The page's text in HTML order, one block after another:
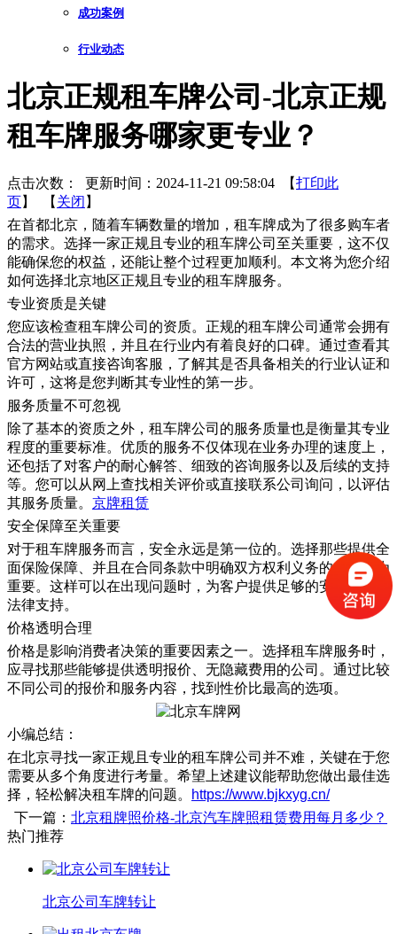
成功案例
行业动态
北京正规租车牌公司-北京正规
租车牌服务哪家更专业？
点击次数： 更新时间：2024-11-21 09:58:04 【打印此
页】 【 关闭 】
在首都北京，随着车辆数量的增加，租车牌成为了很多购车者
的需求。选择一家正规且专业的租车牌公司至关重要，这不仅
能确保您的权益，还能让整个过程更加顺利。本文将为您介绍
如何选择北京地区正规且专业的租车牌服务。
专业资质是关键
您应该检查租车牌公司的资质。正规的租车牌公司通常会拥有
合法的营业执照，并且在行业内有着良好的口碑。通过查看其
官方网站或直接咨询客服，了解其是否具备相关的行业认证和
许可，这将是您判断其专业性的第一步。
服务质量不可忽视
除了基本的资质之外，租车牌公司的服务质量也是衡量其专业
程度的重要标准。优质的服务不仅体现在业务办理的速度上，
还包括了对客户的耐心解答、细致的咨询服务以及后续的支持
等。您可以从网上查找相关评价或直接联系公司询问，以评估
其服务质量。 京牌租赁
安全保障至关重要
对于租车牌服务而言，安全永远是第一位的。选择那些提供全
面保险保障、并且在合同条款中明确双方权利义务的公司尤为
重要。这样可以在出现问题时，为客户提供足够的安全保障和
法律支持。
价格透明合理
价格是影响消费者决策的重要因素之一。选择租车牌服务时，
应寻找那些能够提供透明报价、无隐藏费用的公司。通过比较
不同公司的报价和服务内容，找到性价比最高的选项。
小编总结：
在北京寻找一家正规且专业的租车牌公司并不难，关键在于您
需要从多个角度进行考量。希望上述建议能帮助您做出最佳选
择，轻松解决租车牌的问题。
https://www.bjkxyg.cn/
下一篇： 北京租牌照价格-北京汽车牌照租赁费用每月多少？
热门推荐
北京公司车牌转让